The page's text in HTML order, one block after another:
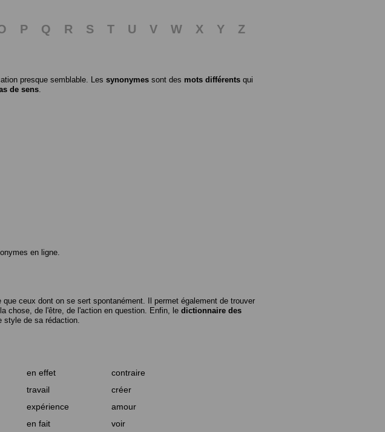
P Q R S T U V W X Y
Z
presque semblable. Les synonymes sont des mots différents qui
de sens
en ligne.
ceux dont on se sert spontanément. Il permet également de trouver
chose, de l'être, de l'action en question. Enfin, le dictionnaire des
style de sa rédaction.
en effet
contraire
travail
créer
expérience
amour
en fait voir